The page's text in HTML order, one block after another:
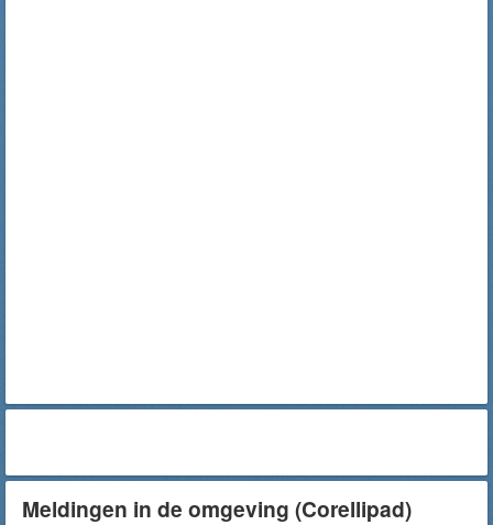
Meldingen in de omgeving (Corellipad)